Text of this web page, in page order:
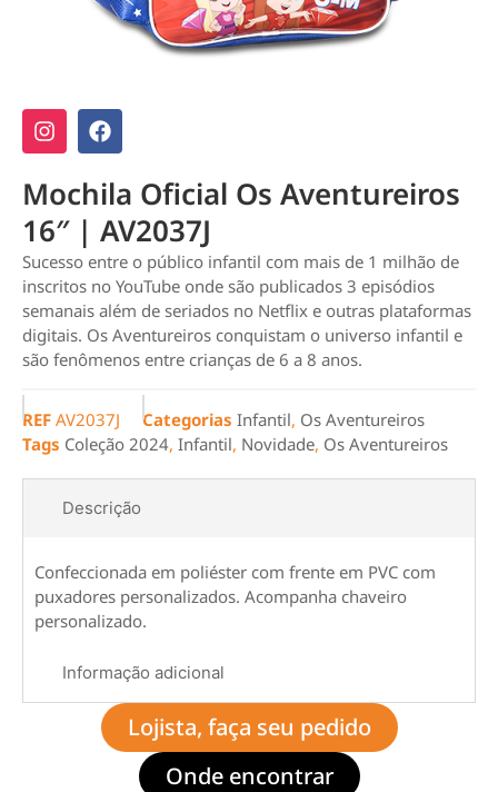
Mochila Oficial Os Aventureiros
16″ | AV2037J
Sucesso entre o público infantil com mais de 1 milhão de
inscritos no YouTube onde são publicados 3 episódios
semanais além de seriados no Netflix e outras plataformas
digitais. Os Aventureiros conquistam o universo infantil e
são fenômenos entre crianças de 6 a 8 anos.
REF AV2037J Categorias Infantil, Os Aventureiros
Tags Coleção 2024, Infantil, Novidade, Os Aventureiros
Descrição
Informação adicional
Confeccionada em poliéster com frente em PVC com
puxadores personalizados. Acompanha chaveiro
personalizado.
Lojista, faça seu pedido
Onde encontrar